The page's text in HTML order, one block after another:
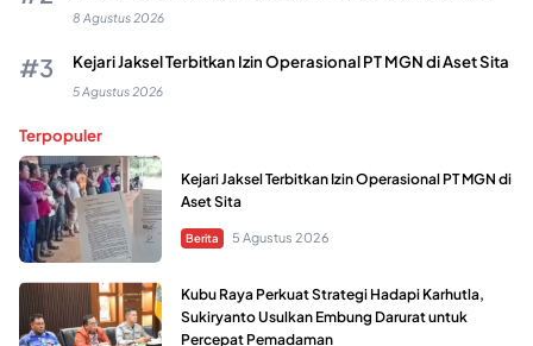
8 Agustus 2026
Kejari Jaksel Terbitkan Izin Operasional PT MGN di Aset Sita
5 Agustus 2026
Terpopuler
Kejari Jaksel Terbitkan Izin Operasional PT MGN di
Aset Sita
Berita 5 Agustus 2026
Kubu Raya Perkuat Strategi Hadapi Karhutla,
Sukiryanto Usulkan Embung Darurat untuk
Percepat Pemadaman